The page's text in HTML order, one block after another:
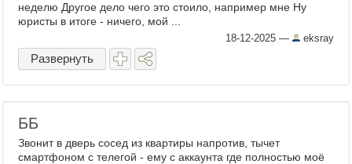
неделю Другое дело чего это стоило, например мне Ну
юристы в итоге - ничего, мой ...
18-12-2025 — eksray
Развернуть
ББ
Звонит в дверь сосед из квартиры напротив, тычет
смартфоном с телегой - ему с аккаунта где полностью моё